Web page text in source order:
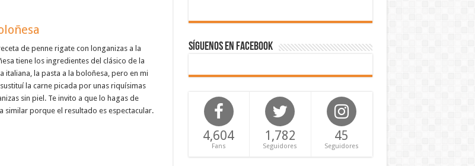
de penne rigate con longanizas a la
tiene los ingredientes del clásico de la
italiana, la pasta a la boloñesa, pero en mi
la carne picada por unas riquísimas
sin piel. Te invito a que lo hagas de
similar porque el resultado es espectacular.
Síguenos en Facebook
4,604
Fans
1,782
Seguidores
45
Seguidores